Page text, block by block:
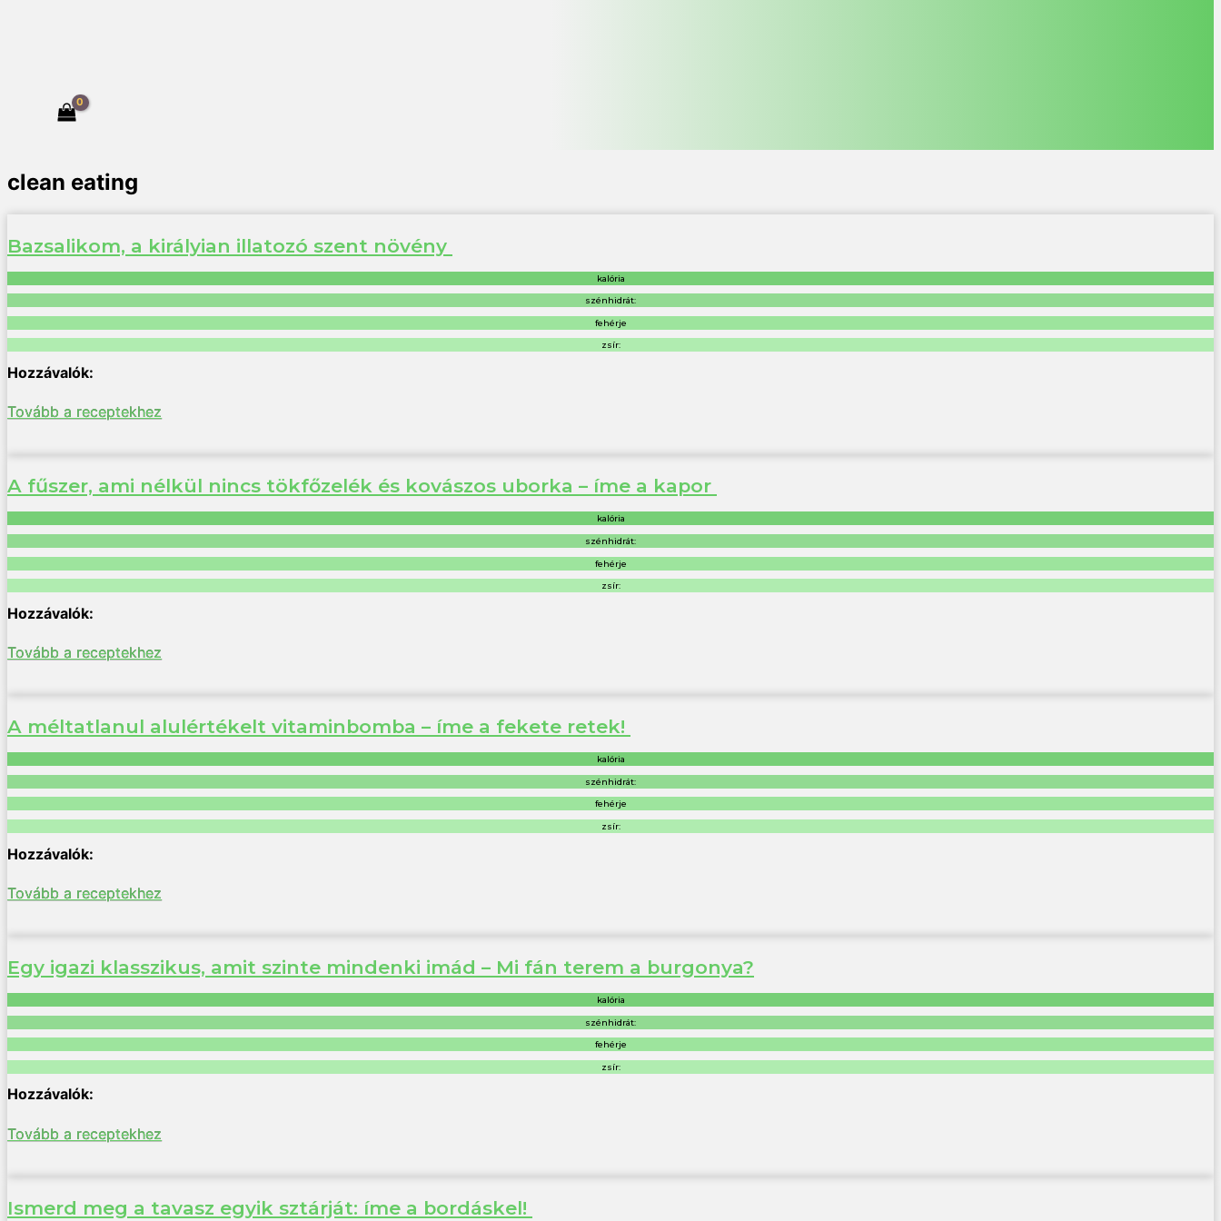
clean eating
Bazsalikom, a királyian illatozó szent növény
kalória
szénhidrát:
fehérje
zsír:
Tovább a receptekhez
A fűszer, ami nélkül nincs tökfőzelék és kovászos uborka – íme a kapor
kalória
szénhidrát:
fehérje
zsír:
Tovább a receptekhez
A méltatlanul alulértékelt vitaminbomba – íme a fekete retek!
kalória
szénhidrát:
fehérje
zsír:
Tovább a receptekhez
Egy igazi klasszikus, amit szinte mindenki imád – Mi fán terem a burgonya?
kalória
szénhidrát:
fehérje
zsír:
Tovább a receptekhez
Ismerd meg a tavasz egyik sztárját: íme a bordáskel!